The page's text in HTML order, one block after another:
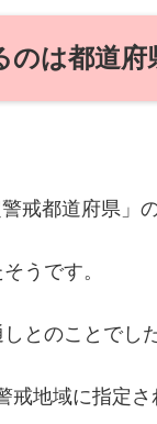
のは都道府
戒都道府県」
うです。
とのことでした
地域に指定